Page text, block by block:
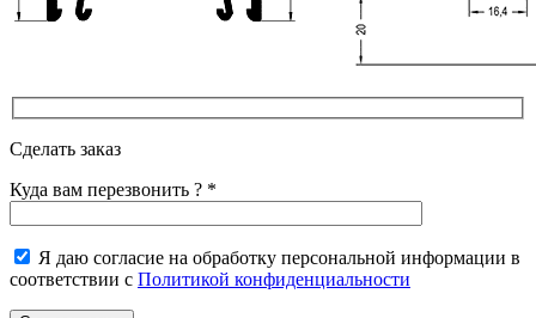
Сделать заказ
Куда вам перезвонить ? *
Я даю согласие на обработку персональной информации в
соответствии с Политикой конфиденциальности